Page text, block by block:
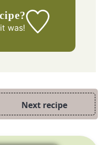
was!
Next recipe